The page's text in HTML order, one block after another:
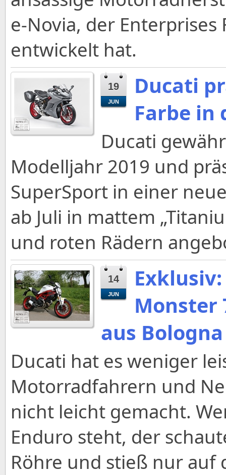
e-Novia, der Enterprises
entwickelt hat.
19
JUN
Ducati
Farbe in
Ducati
Modelljahr 2019 und
SuperSport in einer
ab Juli in mattem
und roten Rädern
14
JUN
Monster
aus Bologna
Ducati hat es weniger
Motorradfahrern und
nicht leicht gemacht.
Enduro steht, der
Röhre und stieß nur auf